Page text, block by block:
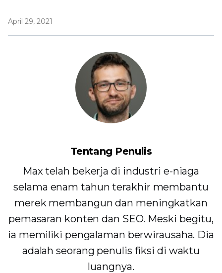
April 29, 2021
Tentang Penulis
Max telah bekerja di industri e-niaga
selama enam tahun terakhir membantu
merek membangun dan meningkatkan
pemasaran konten dan SEO. Meski begitu,
ia memiliki pengalaman berwirausaha. Dia
adalah seorang penulis fiksi di waktu
luangnya.